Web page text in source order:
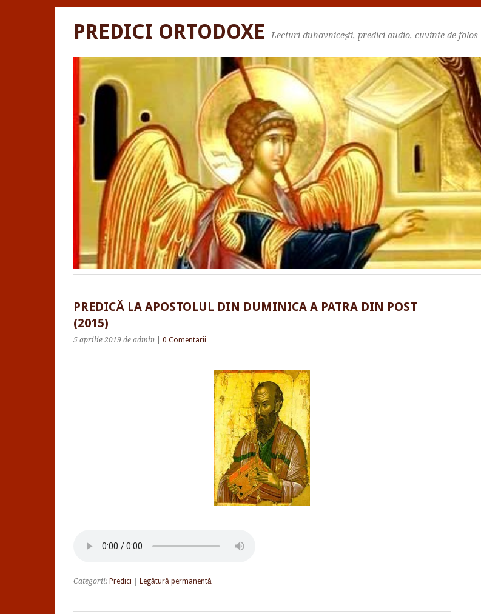
PREDICI ORTODOXE Lecturi duhovniceşti, predici audio, cuvinte de folos…
PREDICĂ LA APOSTOLUL DIN DUMINICA A PATRA DIN POST
(2015)
5 aprilie 2019 de admin 0 Comentarii
Categorii: Predici Legătură permanentă